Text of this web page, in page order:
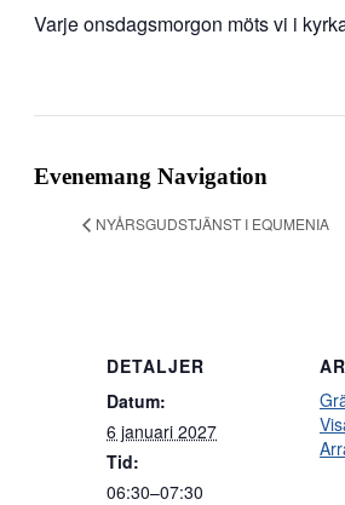
Varje onsdagsmorgon möts vi i
Evenemang Navigation
NYÅRSGUDSTJÄNST I EQUMENIA
DETALJER
Datum:
6 januari 2027
Tid:
06:30–07:30